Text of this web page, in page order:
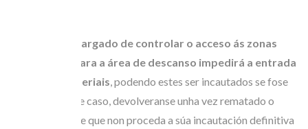
O persoal encargado de controlar o acceso ás zonas
delimitadas para a área de descanso impedirá a entrada
con estes materiais , podendo estes ser incautados se fose
necesario. Nese caso, devolveranse unha vez rematado o
Festival, sempre que non proceda a súa incautación definitiva